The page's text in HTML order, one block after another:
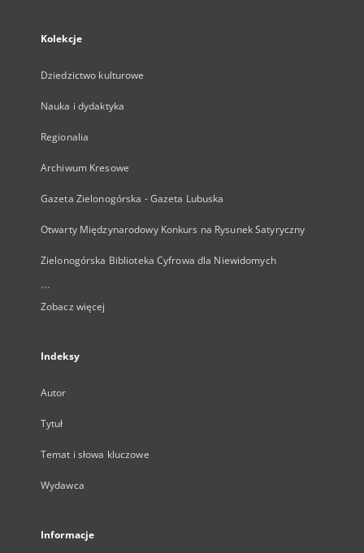
Kolekcje
Dziedzictwo kulturowe
Nauka i dydaktyka
Regionalia
Archiwum Kresowe
Gazeta Zielonogórska - Gazeta Lubuska
Otwarty Międzynarodowy Konkurs na Rysunek Satyryczny
Zielonogórska Biblioteka Cyfrowa dla Niewidomych
...
Zobacz więcej
Indeksy
Autor
Tytuł
Temat i słowa kluczowe
Wydawca
Informacje